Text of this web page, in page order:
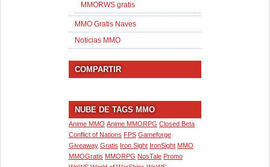
MMORWS gratis
MMO Gratis Naves
Noticias MMO
COMPARTIR
NUBE DE TAGS MMO
Anime MMO Anime MMORPG Closed Beta
Conflict of Nations FPS Gameforge
Giveaway Gratis Iron Sight IronSight MMO
MMOGratis MMORPG NosTale Promo